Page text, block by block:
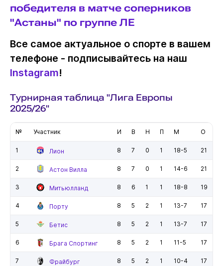
победителя в матче соперников
"Астаны" по группе ЛЕ
Все самое актуальное о спорте в вашем
телефоне - подписывайтесь на наш
Instagram!
Турнирная таблица "Лига Европы
2025/26"
№ Участник И В Н П М О
1 Лион 8 7 0 1 18-5 21
2 Астон Вилла 8 7 0 1 14-6 21
3 Митьюлланд 8 6 1 1 18-8 19
4 Порту 8 5 2 1 13-7 17
5 Бетис 8 5 2 1 13-7 17
6 Брага Спортинг 8 5 2 1 11-5 17
7 Фрайбург 8 5 2 1 10-4 17